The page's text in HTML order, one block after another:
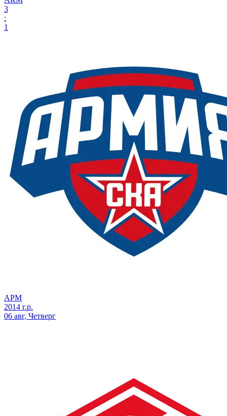
3
:
1
АРМ
2014 г.р.
06 авг, Четверг